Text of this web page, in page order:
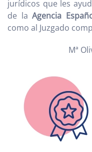
jurídicos que les
de la Agencia
como al Juzgado
Mª